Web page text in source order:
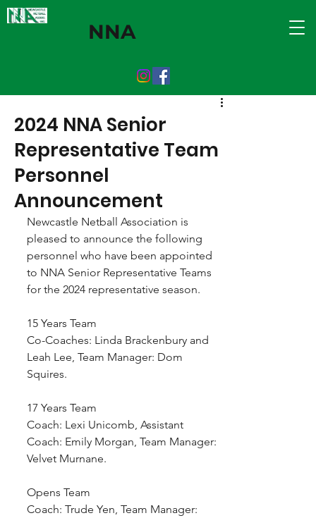
NNA
2024 NNA Senior
Representative Team
Personnel
Announcement
Newcastle Netball Association is
pleased to announce the following
personnel who have been appointed
to NNA Senior Representative Teams
for the 2024 representative season.
15 Years Team
Co-Coaches: Linda Brackenbury and
Leah Lee, Team Manager: Dom
Squires.
17 Years Team
Coach: Lexi Unicomb, Assistant
Coach: Emily Morgan, Team Manager:
Velvet Murnane.
Opens Team
Coach: Trude Yen, Team Manager: